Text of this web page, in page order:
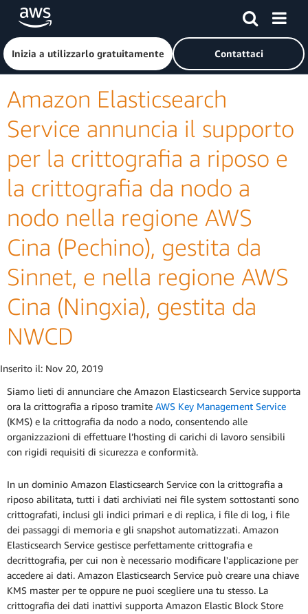
Passa al contenuto principale
Fai clic qui per tornare alla home page di Amazon Web
Inizia a utilizzarlo gratuitamente Contattaci
Amazon Elasticsearch
Service annuncia il supporto
per la crittografia a riposo e
la crittografia da nodo a
nodo nella regione AWS
Cina (Pechino), gestita da
Sinnet, e nella regione AWS
Cina (Ningxia), gestita da
NWCD
Inserito il: Nov 20, 2019
Siamo lieti di annunciare che Amazon Elasticsearch Service supporta
ora la crittografia a riposo tramite AWS Key Management Service
(KMS) e la crittografia da nodo a nodo, consentendo alle
organizzazioni di effettuare l’hosting di carichi di lavoro sensibili
con rigidi requisiti di sicurezza e conformità.
In un dominio Amazon Elasticsearch Service con la crittografia a
riposo abilitata, tutti i dati archiviati nei file system sottostanti sono
crittografati, inclusi gli indici primari e di replica, i file di log, i file
dei passaggi di memoria e gli snapshot automatizzati. Amazon
Elasticsearch Service gestisce perfettamente crittografia e
decrittografia, per cui non è necessario modificare l'applicazione per
accedere ai dati. Amazon Elasticsearch Service può creare una chiave
KMS master per te oppure ne puoi scegliere una tu stesso. La
crittografia dei dati inattivi supporta Amazon Elastic Block Store